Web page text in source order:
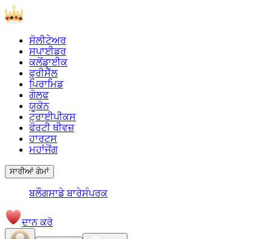
ਸੋਲੀਟੇਅਰ
ਸਪਾਈਡਰ
ਕਲੋਂਡਾਈਕ
ਫ੍ਰੀਸੈੱਲ
ਪਿਰਾਮਿਡ
ਗੋਲਫ
ਯੂਕੋਨ
ਟ੍ਰਾਈਪੀਕਸ
ਫੋਰਟੀ ਥੀਵਜ਼
ਹਾਰਟਸ
ਮਹਾਂਜੋਂਗ
ਸਾਰੀਆਂ ਗੇਮਾਂ
ਬਲੌਗਸਾਡੇ ਬਾਰੇਸੰਪਰਕ
ਦਾਨ ਕਰੋ